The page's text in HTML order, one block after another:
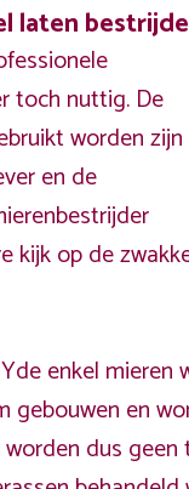
laten
toch nuttig. De
worden zijn
en de
kijk op de
enkel mieren
gebouwen en
dus